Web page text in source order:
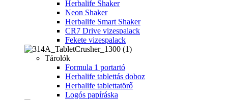
Herbalife Shaker
Neon Shaker
Herbalife Smart Shaker
CR7 Drive vizespalack
Fekete vizespalack
Tárolók
Formula 1 portartó
Herbalife tablettás doboz
Herbalife tablettatörő
Logós papíráska